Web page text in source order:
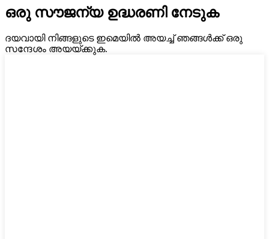
ഒരു സൗജന്യ ഉദ്ധരണി നേടുക
ദയവായി നിങ്ങളുടെ ഇമെയിൽ അയച്ച് ഞങ്ങൾക്ക് ഒരു
സന്ദേശം അയയ്‌ക്കുക.